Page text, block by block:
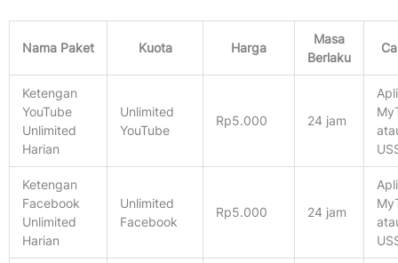
Nama Paket Kuota Harga
Masa
Berlaku
Ketengan
YouTube
Unlimited
Harian
Unlimited
YouTube
Rp5.000 24 jam
Ketengan
Facebook
Unlimited
Harian
Unlimited
Facebook
Rp5.000 24 jam